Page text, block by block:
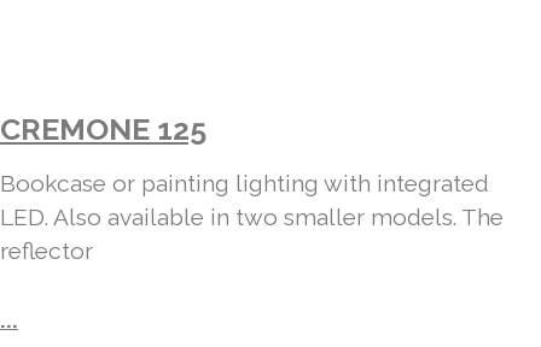
CREMONE 125
Bookcase or painting lighting with integrated
LED. Also available in two smaller models. The
reflector
...